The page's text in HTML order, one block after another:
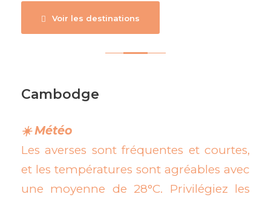
Voir les destinations
Cambodge
☀️ Météo
Les averses sont fréquentes et courtes,
et les températures sont agréables avec
une moyenne de 28°C. Privilégiez les